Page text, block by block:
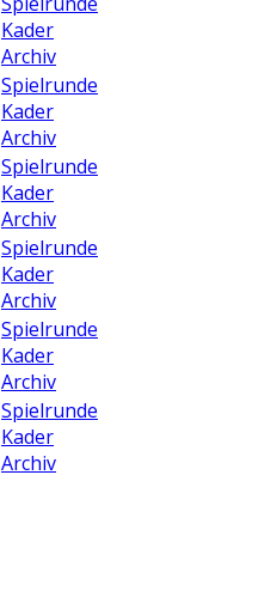
Kader
Archiv
Spielrunde
Kader
Archiv
Spielrunde
Kader
Archiv
Spielrunde
Kader
Archiv
Spielrunde
Kader
Archiv
Spielrunde
Kader
Archiv